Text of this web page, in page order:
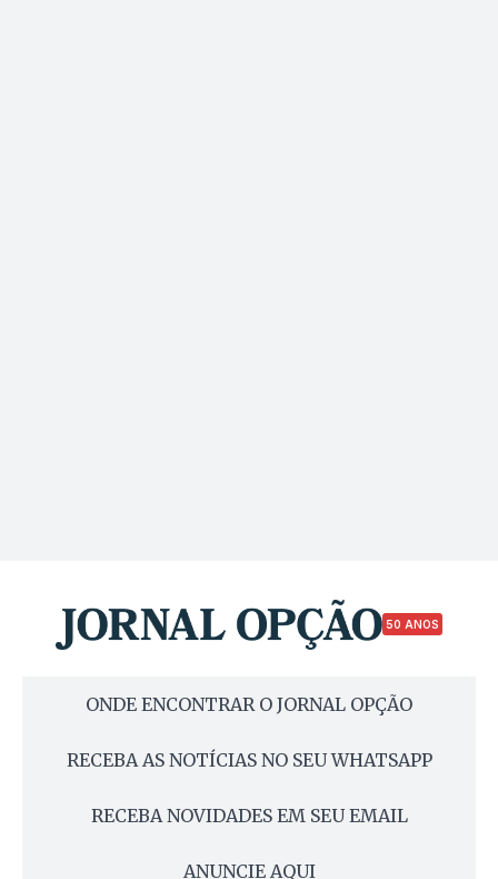
50 ANOS
ONDE ENCONTRAR O JORNAL OPÇÃO
RECEBA AS NOTÍCIAS NO SEU WHATSAPP
RECEBA NOVIDADES EM SEU EMAIL
ANUNCIE AQUI